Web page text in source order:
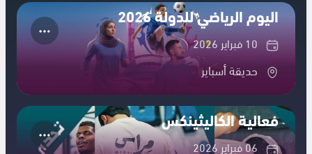
اليوم الرياضي للدولة 2026
10 فبراير 2026
حديقة أسباير
فعالية الكاليثينكس